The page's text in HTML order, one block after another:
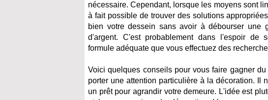
nécessaire. Cependant, lorsque les moyens sont
à fait possible de trouver des solutions
bien votre dessein sans avoir à débourser une
d'argent. C'est probablement dans l'espoir de
formule adéquate que vous effectuez des
Voici quelques conseils pour vous faire gagner
porter une attention particulière à la décoration. Il
un prêt pour agrandir votre demeure. L'idée est